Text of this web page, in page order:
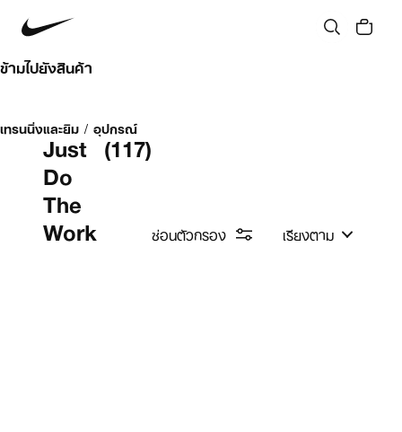
ข้ามไปยังสินค้า
เทรนนิ่งและยิม / อุปกรณ์
Just
Do
The
Work
(117)
ซ่อนตัวกรอง เรียงตาม